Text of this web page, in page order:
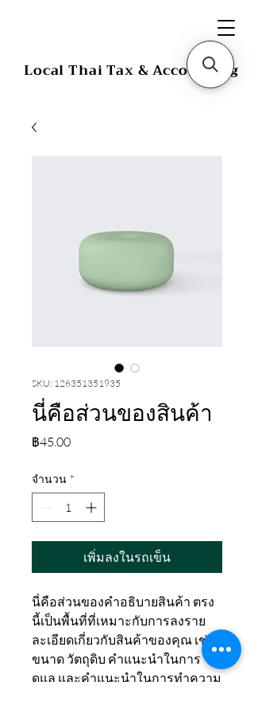
Local Thai Tax & Accounting
SKU: 126351351935
นี่คือส่วนของสินค้า
฿45.00ราคา
จำนวน *
เพิ่มลงในรถเข็น
นี่คือส่วนของคำอธิบายสินค้า ตรง
นี้เป็นพื้นที่ที่เหมาะกับการลงราย
ละเอียดเกี่ยวกับสินค้าของคุณ เช่น
ขนาด วัตถุดิบ คำแนะนำในการ
ดูแล และคำแนะนำในการทำความ